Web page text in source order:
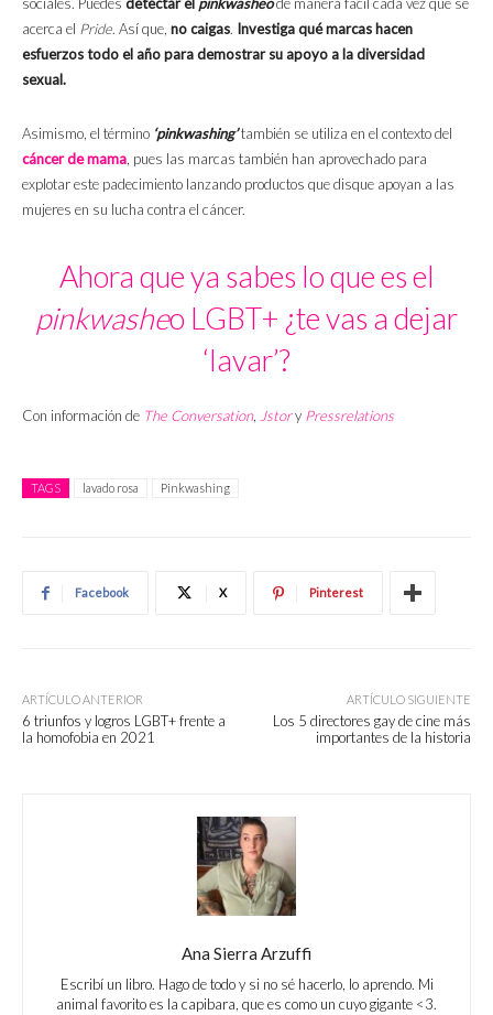
sociales. Puedes detectar el pinkwasheode manera fácil cada vez que se
acerca el Pride. Así que, no caigas. Investiga qué marcas hacen
esfuerzos todo el año para demostrar su apoyo a la diversidad
sexual.
Asimismo, el término ‘pinkwashing’también se utiliza en el contexto del
cáncer de mama, pues las marcas también han aprovechado para
explotar este padecimiento lanzando productos que disque apoyan a las
mujeres en su lucha contra el cáncer.
Ahora que ya sabes lo que es el
pinkwasheo LGBT+ ¿te vas a dejar
‘lavar’?
Con información de The Conversation, Jstory Pressrelations
TAGS lavado rosa Pinkwashing
Facebook X Pinterest
ARTÍCULO ANTERIOR
6 triunfos y logros LGBT+ frente a
la homofobia en 2021
ARTÍCULO SIGUIENTE
Los 5 directores gay de cine más
importantes de la historia
Ana Sierra Arzuffi
Escribí un libro. Hago de todo y si no sé hacerlo, lo aprendo. Mi
animal favorito es la capibara, que es como un cuyo gigante <3.